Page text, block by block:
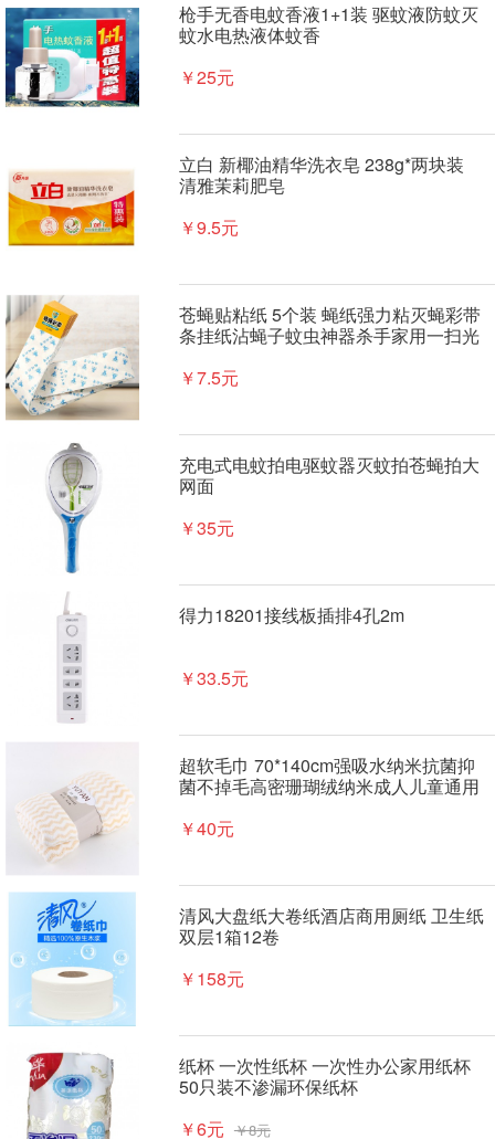
枪手无香电蚊香液1+1装 驱蚊液防蚊灭
蚊水电热液体蚊香
￥25元
立白 新椰油精华洗衣皂 238g*两块装
清雅茉莉肥皂
￥9.5元
苍蝇贴粘纸 5个装 蝇纸强力粘灭蝇彩带
条挂纸沾蝇子蚊虫神器杀手家用一扫光
￥7.5元
充电式电蚊拍电驱蚊器灭蚊拍苍蝇拍大
网面
￥35元
得力18201接线板插排4孔2m
￥33.5元
超软毛巾 70*140cm强吸水纳米抗菌抑
菌不掉毛高密珊瑚绒纳米成人儿童通用
￥40元
清风大盘纸大卷纸酒店商用厕纸 卫生纸
双层1箱12卷
￥158元
纸杯 一次性纸杯 一次性办公家用纸杯
50只装不渗漏环保纸杯
￥6元 ￥8元